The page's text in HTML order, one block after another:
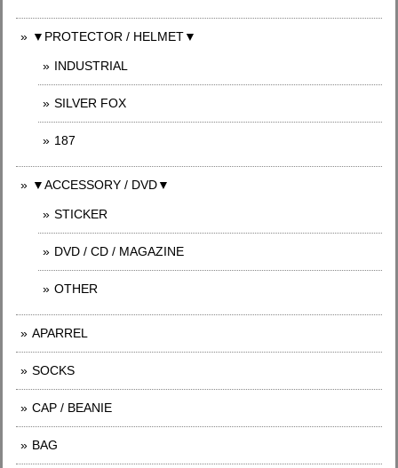
▼PROTECTOR / HELMET▼
INDUSTRIAL
SILVER FOX
187
▼ACCESSORY / DVD▼
STICKER
DVD / CD / MAGAZINE
OTHER
APARREL
SOCKS
CAP / BEANIE
BAG